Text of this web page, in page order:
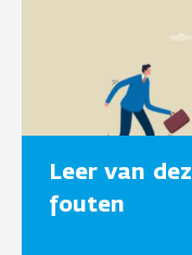
Leer van
fouten